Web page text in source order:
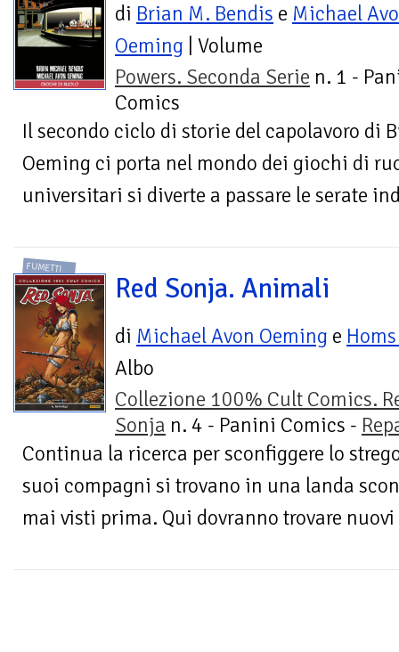
di Brian M. Bendis e Michael
Oeming | Volume
Powers. Seconda Serie n. 1 -
Comics
Il secondo ciclo di storie del capolavoro di
Oeming ci porta nel mondo dei giochi di
universitari si diverte a passare le serate
FUMETTI
Red Sonja. Animali
di Michael Avon Oeming e
Albo
Collezione 100% Cult Comics.
Sonja n. 4 - Panini Comics -
Continua la ricerca per sconfiggere lo
suoi compagni si trovano in una landa
mai visti prima. Qui dovranno trovare